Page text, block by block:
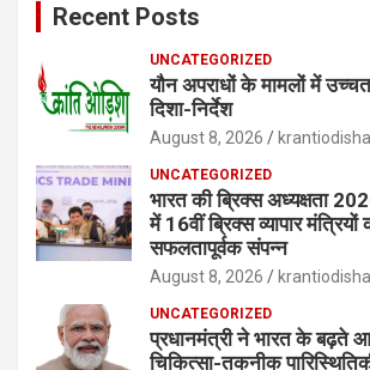
Recent Posts
UNCATEGORIZED
यौन अपराधों के मामलों में
दिशा-निर्देश
August 8, 2026
UNCATEGORIZED
भारत की ब्रिक्‍स अध्यक्षता
में 16वीं ब्रिक्‍स व्यापार
सफलतापूर्वक संपन्न
August 8, 2026
UNCATEGORIZED
प्रधानमंत्री ने भारत के बढ़ते
चिकित्सा-तकनीक